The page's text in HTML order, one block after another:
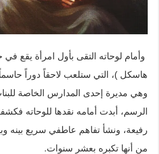
وأمام لوحاته التقى بأول امرأة يقع في
هاسكل )، التي ستلعب لاحقاً دوراً
وهي مديرة إحدى المدارس الخاصة
الرسم، أبدت أمامه نقدها للوحاته
رفيعة، ونشأ تفاهم عاطفي سريع بينه
من أنها تكبره بعشر سنوات.